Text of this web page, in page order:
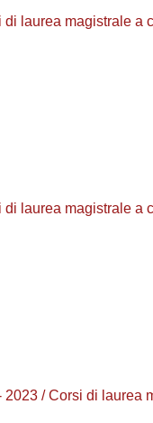
laurea magistrale a
laurea magistrale a
/ Corsi di laurea